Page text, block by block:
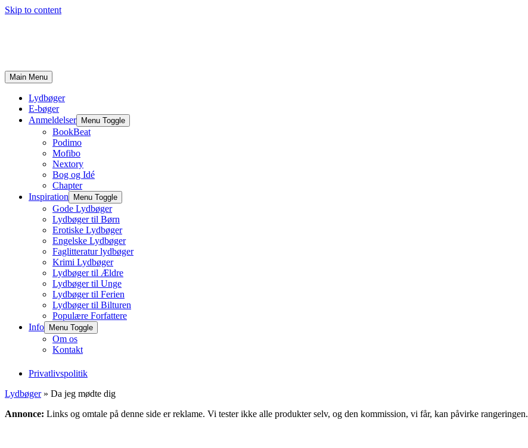
Skip to content
Main Menu
Lydbøger
E-bøger
Anmeldelser
Menu Toggle
BookBeat
Podimo
Mofibo
Nextory
Bog og Idé
Chapter
Inspiration
Menu Toggle
Gode Lydbøger
Lydbøger til Børn
Erotiske Lydbøger
Engelske Lydbøger
Faglitteratur lydbøger
Krimi Lydbøger
Lydbøger til Ældre
Lydbøger til Unge
Lydbøger til Ferien
Lydbøger til Bilturen
Populære Forfattere
Info
Menu Toggle
Om os
Kontakt
Privatlivspolitik
Lydbøger» Da jeg mødte dig
Annonce: Links og omtale på denne side er reklame. Vi tester ikke alle produkter selv, og den kommission, vi får, kan påvirke rangeringen.